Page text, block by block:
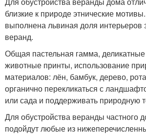
близкие к природе этнические
выполнена львиная доля интерьеров
веранд.
Общая пастельная гамма,
животные принты, использование
материалов: лён, бамбук, дерево,
органично перекликаться с
или сада и поддерживать природную
Для обустройства веранды частного
подойдут любые из